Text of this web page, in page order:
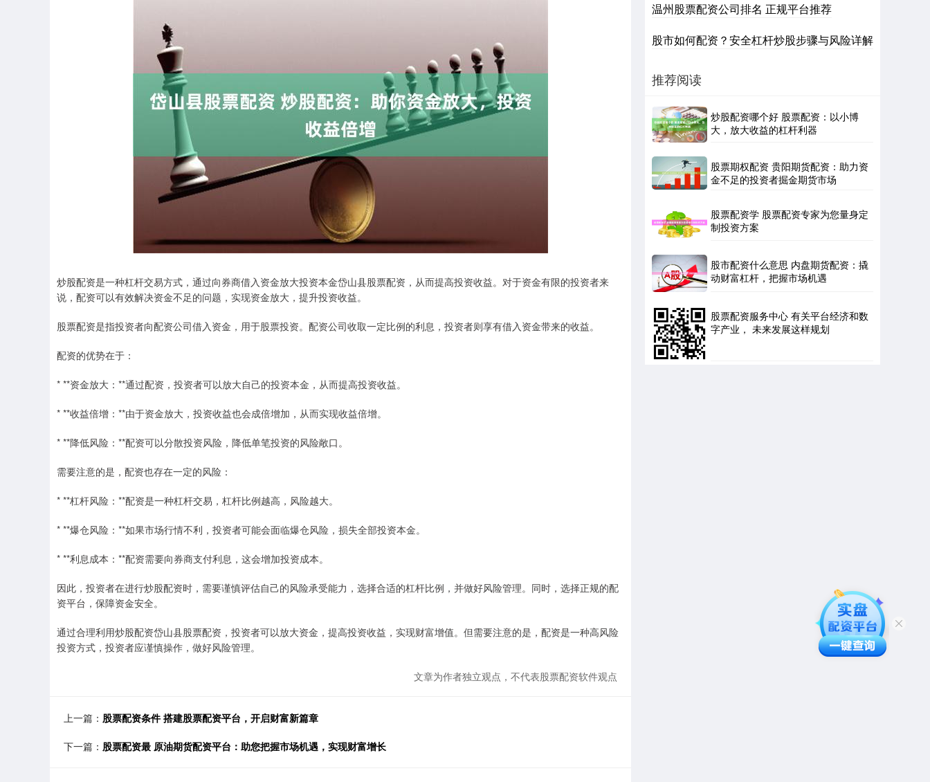
炒股配资是一种杠杆交易方式，通过向券商借入资金放大投资本金岱山县股票配资，从而提高投资收益。对于资金有限的投资者来
说，配资可以有效解决资金不足的问题，实现资金放大，提升投资收益。
股票配资是指投资者向配资公司借入资金，用于股票投资。配资公司收取一定比例的利息，投资者则享有借入资金带来的收益。
配资的优势在于：
* **资金放大：**通过配资，投资者可以放大自己的投资本金，从而提高投资收益。
* **收益倍增：**由于资金放大，投资收益也会成倍增加，从而实现收益倍增。
* **降低风险：**配资可以分散投资风险，降低单笔投资的风险敞口。
需要注意的是，配资也存在一定的风险：
* **杠杆风险：**配资是一种杠杆交易，杠杆比例越高，风险越大。
* **爆仓风险：**如果市场行情不利，投资者可能会面临爆仓风险，损失全部投资本金。
* **利息成本：**配资需要向券商支付利息，这会增加投资成本。
因此，投资者在进行炒股配资时，需要谨慎评估自己的风险承受能力，选择合适的杠杆比例，并做好风险管理。同时，选择正规的配
资平台，保障资金安全。
通过合理利用炒股配资岱山县股票配资，投资者可以放大资金，提高投资收益，实现财富增值。但需要注意的是，配资是一种高风险
投资方式，投资者应谨慎操作，做好风险管理。
文章为作者独立观点，不代表股票配资软件观点
上一篇： 股票配资条件 搭建股票配资平台，开启财富新篇章
下一篇： 股票配资最 原油期货配资平台：助您把握市场机遇，实现财富增长
温州股票配资公司排名 正规平台推荐
股市如何配资？安全杠杆炒股步骤与风险详解
推荐阅读
炒股配资哪个好 股票配资：以小博
大，放大收益的杠杆利器
股票期权配资 贵阳期货配资：助力资
金不足的投资者掘金期货市场
股票配资学 股票配资专家为您量身定
制投资方案
股市配资什么意思 内盘期货配资：撬
动财富杠杆，把握市场机遇
股票配资服务中心 有关平台经济和数
字产业， 未来发展这样规划